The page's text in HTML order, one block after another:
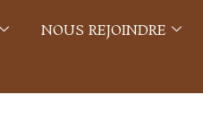
NOUS REJOINDRE